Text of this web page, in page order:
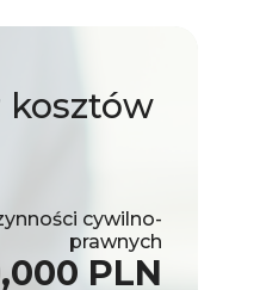
kosztów
cywilno-
prawnych
PLN